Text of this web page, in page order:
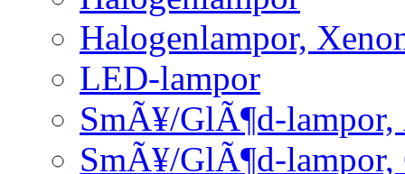
Halogenlampor,
LED-lampor
SmÃ¥/GlÃ¶d-
SmÃ¥/GlÃ¶d-lampor,